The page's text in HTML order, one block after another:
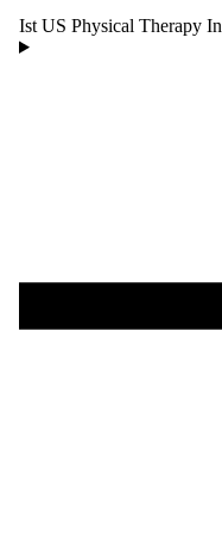
Ist US Physical Therapy